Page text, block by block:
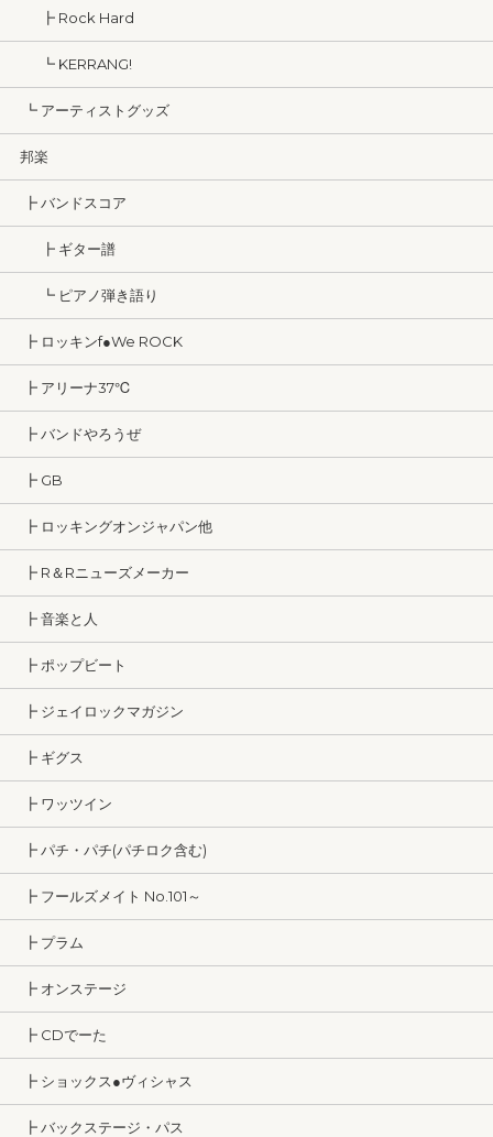
┣ Rock Hard
┗ KERRANG!
┗ アーティストグッズ
邦楽
┣ バンドスコア
┣ ギター譜
┗ ピアノ弾き語り
┣ ロッキンf●We ROCK
┣ アリーナ37℃
┣ バンドやろうぜ
┣ GB
┣ ロッキングオンジャパン他
┣ R＆Rニューズメーカー
┣ 音楽と人
┣ ポップビート
┣ ジェイロックマガジン
┣ ギグス
┣ ワッツイン
┣ パチ・パチ(パチロク含む)
┣ フールズメイト No.101～
┣ プラム
┣ オンステージ
┣ CDでーた
┣ ショックス●ヴィシャス
┣ バックステージ・パス